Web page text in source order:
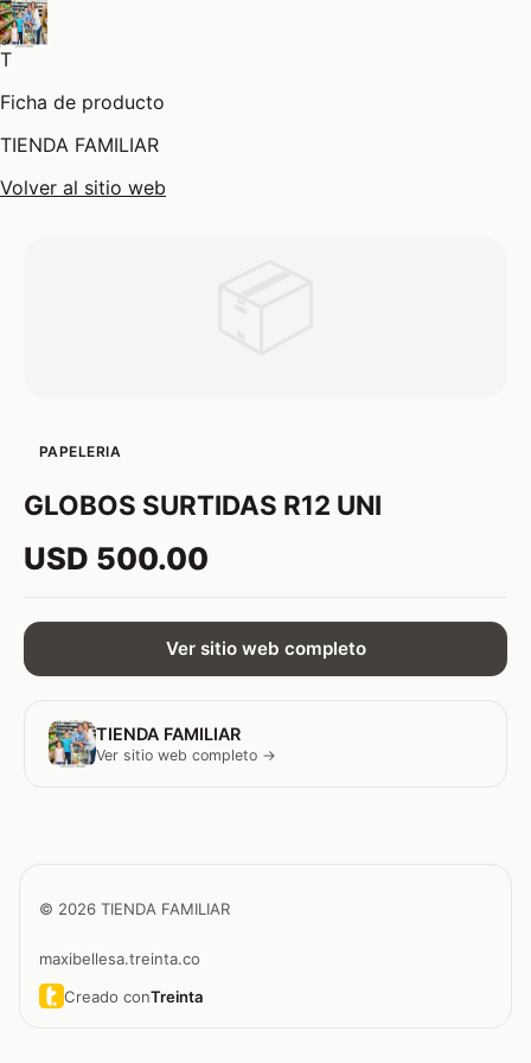
T
Ficha de producto
TIENDA FAMILIAR
Volver al sitio web
PAPELERIA
GLOBOS SURTIDAS R12 UNI
USD 500.00
Ver sitio web completo
TIENDA FAMILIAR
Ver sitio web completo →
© 2026 TIENDA FAMILIAR
maxibellesa.treinta.co
Creado conTreinta